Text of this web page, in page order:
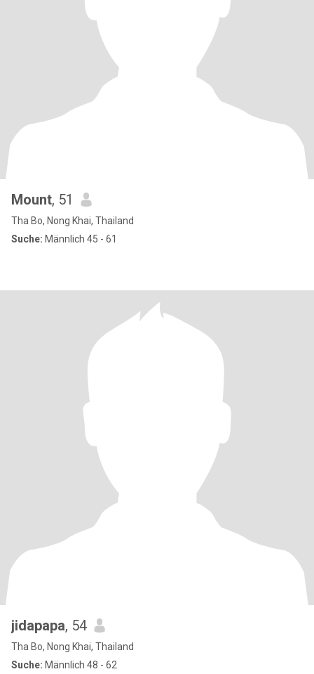
Mount, 51
Tha Bo, Nong Khai, Thailand
Suche: Männlich 45 - 61
jidapapa, 54
Tha Bo, Nong Khai, Thailand
Suche: Männlich 48 - 62